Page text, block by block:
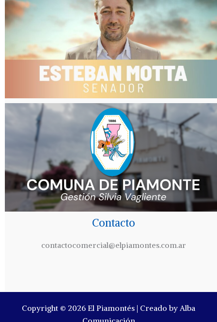
Contacto
contactocomercial@elpiamontes.com.ar
Copyright © 2026 El Piamontés | Creado by Alba